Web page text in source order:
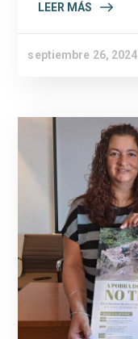
LEER MÁS
septiembre 26, 2024